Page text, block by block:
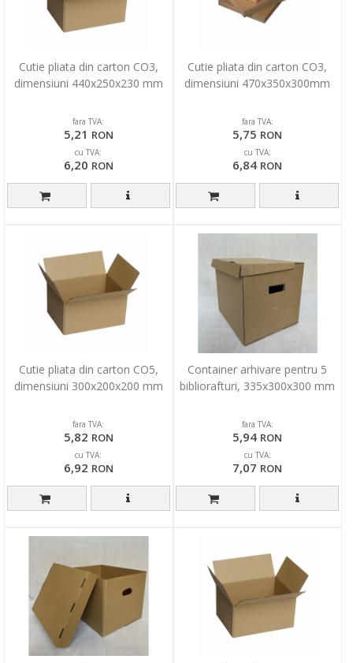
Cutie pliata din carton CO3,
dimensiuni 440x250x230 mm
fara TVA:
5,21 RON
cu TVA:
6,20 RON
Cutie pliata din carton CO3,
dimensiuni 470x350x300mm
fara TVA:
5,75 RON
cu TVA:
6,84 RON
Cutie pliata din carton CO5,
dimensiuni 300x200x200 mm
fara TVA:
5,82 RON
cu TVA:
6,92 RON
Container arhivare pentru 5
bibliorafturi, 335x300x300 mm
fara TVA:
5,94 RON
cu TVA:
7,07 RON